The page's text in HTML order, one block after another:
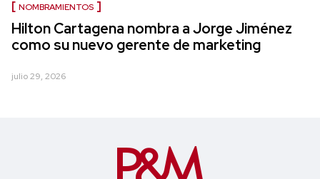
NOMBRAMIENTOS
Hilton Cartagena nombra a Jorge Jiménez
como su nuevo gerente de marketing
julio 29, 2026